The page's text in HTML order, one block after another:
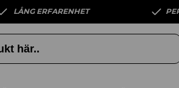
LÅNG ERFARENHET